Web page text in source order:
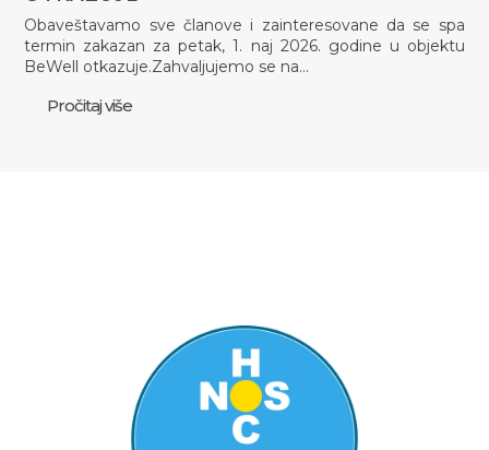
Obaveštavamo sve članove i zainteresovane da se spa
termin zakazan za petak, 1. naj 2026. godine u objektu
BeWell otkazuje.Zahvaljujemo se na…
Pročitaj više